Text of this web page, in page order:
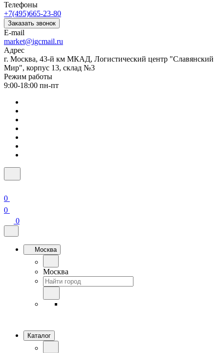
Телефоны
+7(495)665-23-80
Заказать звонок
E-mail
market@igcmail.ru
Адрес
г. Москва, 43-й км МКАД, Логистический центр "Славянский
Мир", корпус 13, склад №3
Режим работы
9:00-18:00 пн-пт
0
0
0
Москва
Москва
Каталог